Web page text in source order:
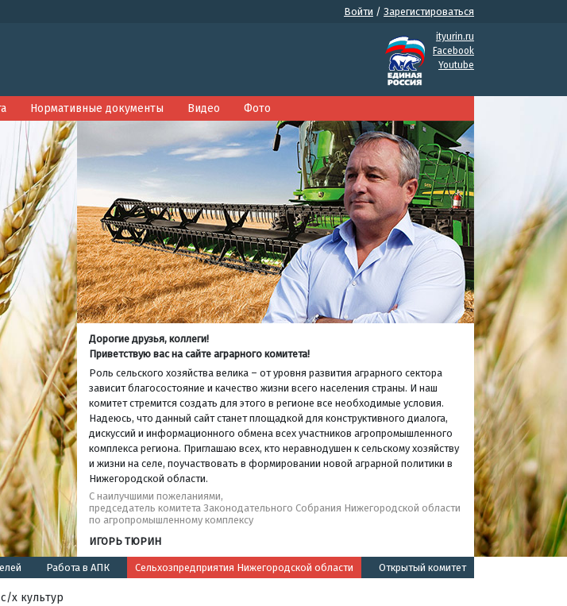
Войти / Зарегистироваться
ityurin.ru
Facebook
Youtube
Нормативные документы Видео Фото
Дорогие друзья, коллеги!
Приветствую вас на сайте аграрного комитета!
Роль сельского хозяйства велика – от уровня развития аграрного сектора
зависит благосостояние и качество жизни всего населения страны. И наш
комитет стремится создать для этого в регионе все необходимые условия.
Надеюсь, что данный сайт станет площадкой для конструктивного диалога,
дискуссий и информационного обмена всех участников агропромышленного
комплекса региона. Приглашаю всех, кто неравнодушен к сельскому хозяйству
и жизни на селе, поучаствовать в формировании новой аграрной политики в
Нижегородской области.
С наилучшими пожеланиями,
председатель комитета Законодательного Собрания Нижегородской области
по агропромышленному комплексу
ИГОРЬ ТЮРИН
Работа в АПК Сельхозпредприятия Нижегородской области Открытый комитет
х культур